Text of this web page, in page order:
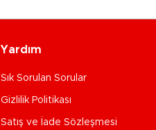
Yardım
Sık Sorulan Sorular
Gizlilik Politikası
Satış ve İade Sözleşmesi